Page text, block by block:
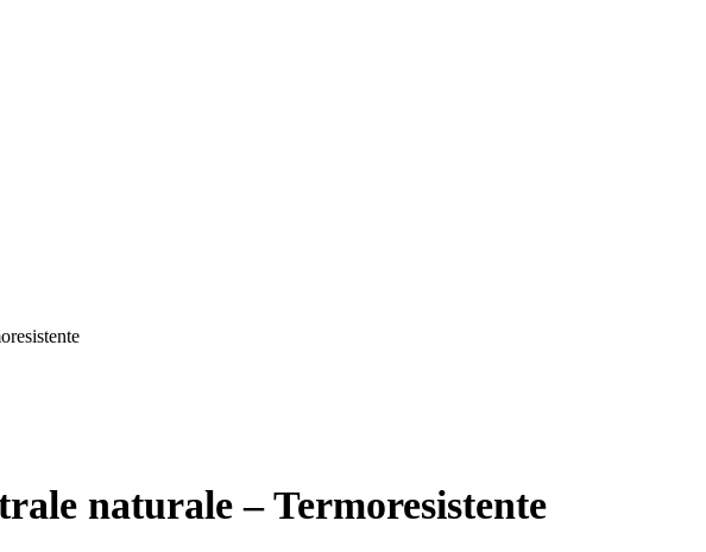
naturale – Termoresistente